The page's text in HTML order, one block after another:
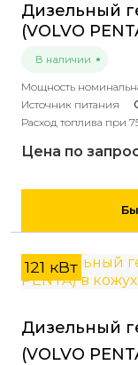
Дизельный
(VOLVO
В наличии
Мощность
Источник питания
Расход топлива при
Цена по
121 кВт
Дизельный
(VOLVO